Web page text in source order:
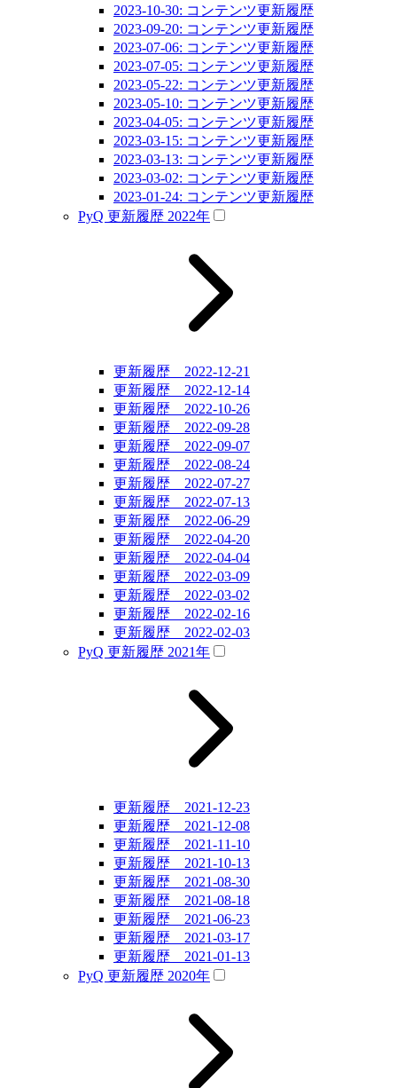
2023-10-30: コンテンツ更新履歴
2023-09-20: コンテンツ更新履歴
2023-07-06: コンテンツ更新履歴
2023-07-05: コンテンツ更新履歴
2023-05-22: コンテンツ更新履歴
2023-05-10: コンテンツ更新履歴
2023-04-05: コンテンツ更新履歴
2023-03-15: コンテンツ更新履歴
2023-03-13: コンテンツ更新履歴
2023-03-02: コンテンツ更新履歴
2023-01-24: コンテンツ更新履歴
PyQ 更新履歴 2022年
更新履歴 2022-12-21
更新履歴 2022-12-14
更新履歴 2022-10-26
更新履歴 2022-09-28
更新履歴 2022-09-07
更新履歴 2022-08-24
更新履歴 2022-07-27
更新履歴 2022-07-13
更新履歴 2022-06-29
更新履歴 2022-04-20
更新履歴 2022-04-04
更新履歴 2022-03-09
更新履歴 2022-03-02
更新履歴 2022-02-16
更新履歴 2022-02-03
PyQ 更新履歴 2021年
更新履歴 2021-12-23
更新履歴 2021-12-08
更新履歴 2021-11-10
更新履歴 2021-10-13
更新履歴 2021-08-30
更新履歴 2021-08-18
更新履歴 2021-06-23
更新履歴 2021-03-17
更新履歴 2021-01-13
PyQ 更新履歴 2020年